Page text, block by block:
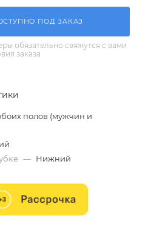
ПОД ЗАКАЗ
обязательно свяжутся с вами
заказа
полов (мужчин и
— Нижний